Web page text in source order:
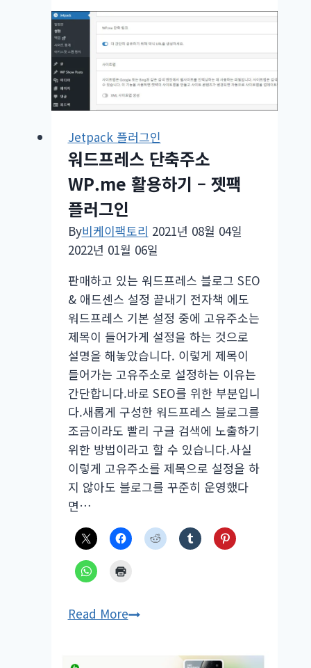
프
레
스
팩
트
통
계
의
wordpress
android
app
는
무
엇
일
까?
Jetpack 플러그인
워드프레스 단축주소
WP.me 활용하기 – 젯팩
플러그인
By비케이팩토리 2021년 08월 04일
2022년 01월 06일
판매하고 있는 워드프레스 블로그 SEO
& 애드센스 설정 끝내기 전자책 에도
워드프레스 기본 설정 중에 고유주소는
제목이 들어가게 설정을 하는 것으로
설명을 해놓았습니다. 이렇게 제목이
들어가는 고유주소로 설정하는 이유는
간단합니다.바로 SEO를 위한 부분입니
다.새롭게 구성한 워드프레스 블로그를
조금이라도 빨리 구글 검색에 노출하기
위한 방법이라고 할 수 있습니다.사실
이렇게 고유주소를 제목으로 설정을 하
지 않아도 블로그를 꾸준히 운영했다
면…
Read More워